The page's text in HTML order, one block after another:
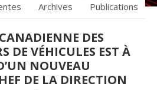
Archives Publications
DES
DE VÉHICULES EST À
NOUVEAU
DE LA DIRECTION